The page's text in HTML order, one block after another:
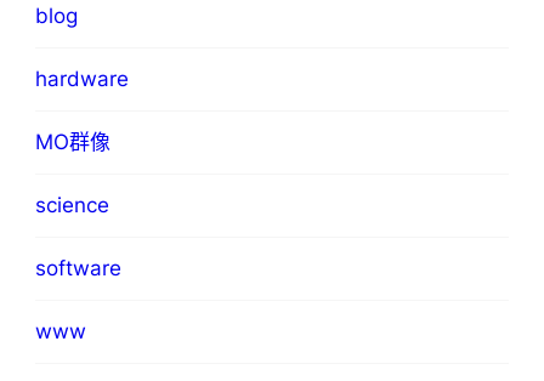
blog
hardware
MO群像
science
software
www